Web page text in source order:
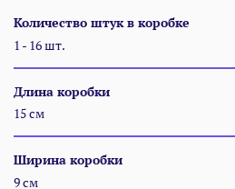
Количество штук в коробке
1 - 16 шт.
Длина коробки
15 см
Ширина коробки
9 см